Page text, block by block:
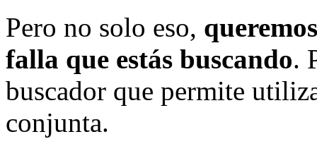
Pero no solo eso,
falla que estás buscando.
buscador que permite
conjunta.